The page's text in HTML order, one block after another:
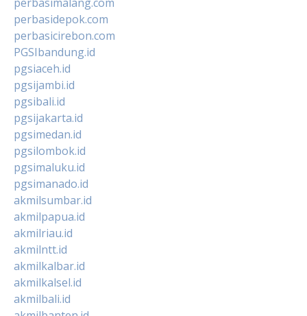
perbasidepok.com
perbasicirebon.com
PGSIbandung.id
pgsiaceh.id
pgsijambi.id
pgsibali.id
pgsijakarta.id
pgsimedan.id
pgsilombok.id
pgsimaluku.id
pgsimanado.id
akmilsumbar.id
akmilpapua.id
akmilriau.id
akmilntt.id
akmilkalbar.id
akmilkalsel.id
akmilbali.id